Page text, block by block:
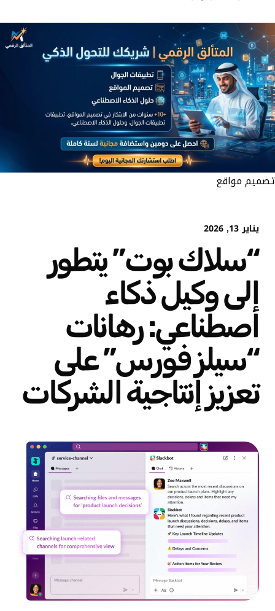
تصميم مواقع
يناير 13, 2026
“سلاك بوت” يتطور
إلى وكيل ذكاء
اصطناعي: رهانات
“سيلز فورس” على
تعزيز إنتاجية الشركات